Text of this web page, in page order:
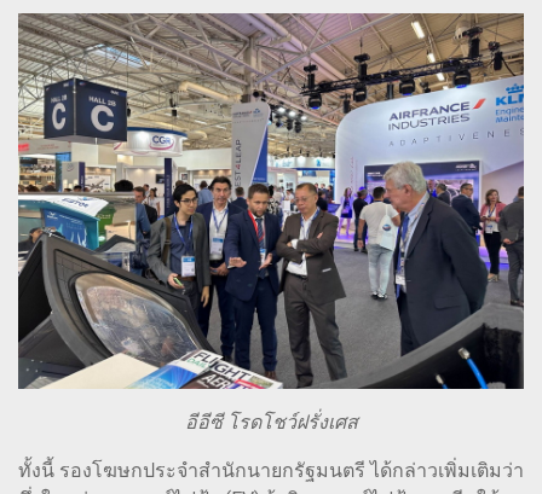
อีอีซี โรดโชว์ฝรั่งเศส
ทั้งนี้ รองโฆษกประจำสำนักนายกรัฐมนตรี ได้กล่าวเพิ่มเติมว่า